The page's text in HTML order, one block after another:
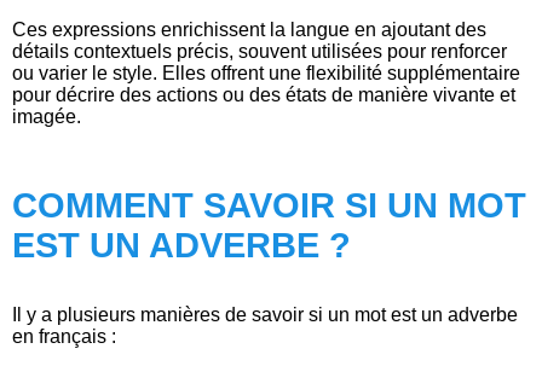
Ces expressions enrichissent la langue en ajoutant des
détails contextuels précis, souvent utilisées pour renforcer
ou varier le style. Elles offrent une flexibilité supplémentaire
pour décrire des actions ou des états de manière vivante et
imagée.
COMMENT SAVOIR SI UN MOT
EST UN ADVERBE ?
Il y a plusieurs manières de savoir si un mot est un adverbe
en français :